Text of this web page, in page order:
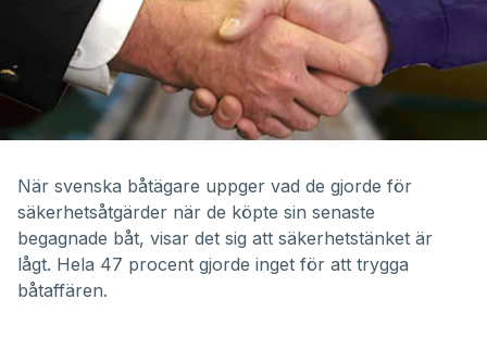
När svenska båtägare uppger vad de gjorde för
säkerhetsåtgärder när de köpte sin senaste
begagnade båt, visar det sig att säkerhetstänket är
lågt. Hela 47 procent gjorde inget för att trygga
båtaffären.